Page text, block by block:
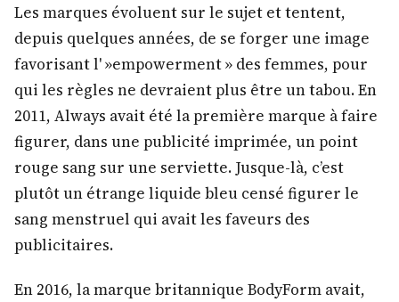
Les marques évoluent sur le sujet et tentent,
depuis quelques années, de se forger une image
favorisant l' »empowerment » des femmes, pour
qui les règles ne devraient plus être un tabou. En
2011, Always avait été la première marque à faire
figurer, dans une publicité imprimée, un point
rouge sang sur une serviette. Jusque-là, c’est
plutôt un étrange liquide bleu censé figurer le
sang menstruel qui avait les faveurs des
publicitaires.
En 2016, la marque britannique BodyForm avait,